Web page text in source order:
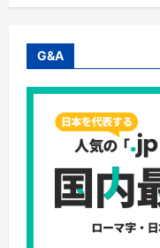
だ
じ
な
い。
日
常
の“重
だ
る
さ”を
軽
く
す
G&A